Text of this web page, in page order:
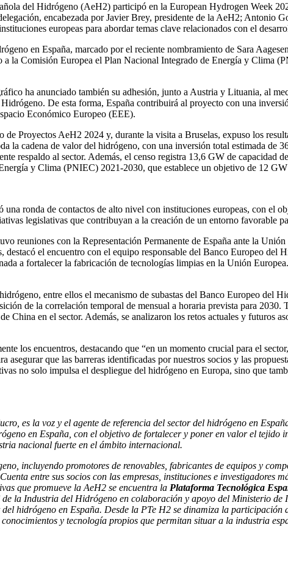
del Hidrógeno (AeH2) participó en la European Hydrogen Week
encabezada por Javier Brey, presidente de la AeH2; Antonio
europeas para abordar temas clave relacionados con el
en España, marcado por el reciente nombramiento de Sara
la Comisión Europea el Plan Nacional Integrado de Energía y Clima
ha anunciado también su adhesión, junto a Austria y Lituania, al
De esta forma, España contribuirá al proyecto con una
Económico Europeo (EEE).
Proyectos AeH2 2024 y, durante la visita a Bruselas, expuso los
la cadena de valor del hidrógeno, con una inversión total estimada de
respaldo al sector. Además, el censo registra 13,6 GW de capacidad
y Clima (PNIEC) 2021-2030, que establece un objetivo de 12
una ronda de contactos de alto nivel con instituciones europeas, con el
legislativas que contribuyan a la creación de un entorno favorable
reuniones con la Representación Permanente de España ante la
el encuentro con el equipo responsable del Banco Europeo del
a fortalecer la fabricación de tecnologías limpias en la Unión
entre ellos el mecanismo de subastas del Banco Europeo del
de la correlación temporal de mensual a horaria prevista para 2030.
China en el sector. Además, se analizaron los retos actuales y futuros
los encuentros, destacando que “en un momento crucial para el
asegurar que las barreras identificadas por nuestros socios y las
no solo impulsa el despliegue del hidrógeno en Europa, sino que
es la voz y el agente de referencia del sector del hidrógeno en
en España, con el objetivo de fortalecer y poner en valor el
nacional fuerte en el ámbito internacional.
incluyendo promotores de renovables, fabricantes de equipos y
entre sus socios con las empresas, instituciones e investigadores
que promueve la AeH2 se encuentra la Plataforma Tecnológica
la Industria del Hidrógeno en colaboración y apoyo del Ministerio
hidrógeno en España. Desde la PTe H2 se dinamiza la
y tecnología propios que permitan situar a la industria